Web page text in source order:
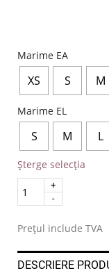
Marime EA
XS S M
Marime EL
S M L
Șterge selecția
Quantity
Prețul include TVA
DESCRIERE